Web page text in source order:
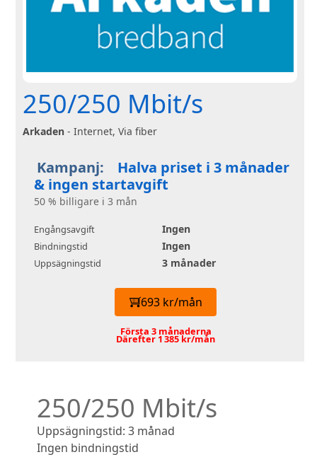
250/250 Mbit/s
Arkaden - Internet, Via fiber
Kampanj:
Halva priset i 3 månader
& ingen startavgift
50 % billigare i 3 mån
Engångsavgift Ingen
Bindningstid Ingen
Uppsägningstid 3 månader
693 kr/mån
Första 3 månaderna
Därefter 1 385 kr/mån
250/250 Mbit/s
Uppsägningstid: 3 månad
Ingen bindningstid